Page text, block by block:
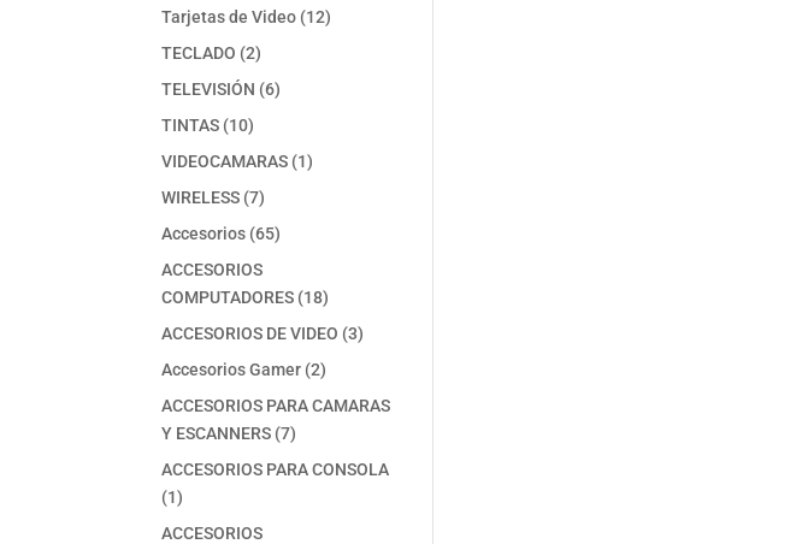
Tarjetas de Video 1212
TECLADO 22
productos
TELEVISIÓN 66
TINTAS 1010
productos
VIDEOCAMARAS 11
WIRELESS 77
productos
Accesorios 6565
ACCESORIOS
COMPUTADORES 1818
productos
ACCESORIOS DE VIDEO 33
Accesorios Gamer 22
productos
ACCESORIOS PARA CAMARAS
Y ESCANNERS 77
productos
ACCESORIOS PARA CONSOLA
11
producto
ACCESORIOS